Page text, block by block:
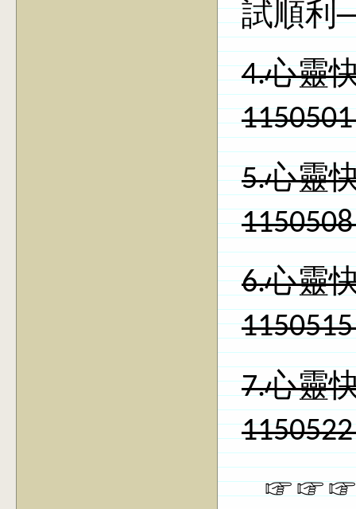
試順利
4.心靈
1150501
5.心靈
6.心靈
7.心靈
☞☞☞☞